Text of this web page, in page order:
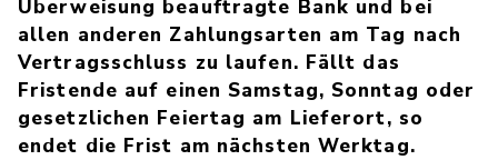
Überweisung beauftragte Bank und bei
allen anderen Zahlungsarten am Tag nach
Vertragsschluss zu laufen. Fällt das
Fristende auf einen Samstag, Sonntag oder
gesetzlichen Feiertag am Lieferort, so
endet die Frist am nächsten Werktag.